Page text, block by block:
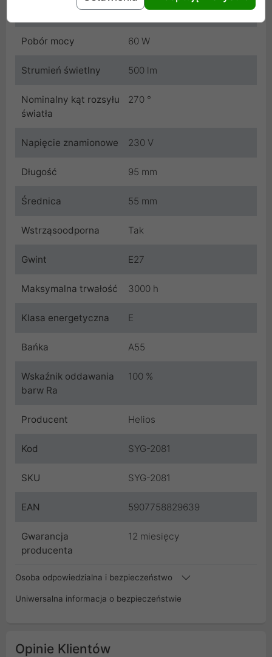
Nie
Pobór mocy 60 W
Strumień świetlny 500 lm
Nominalny kąt rozsyłu
światła
270 °
Napięcie znamionowe 230 V
Długość 95 mm
Średnica 55 mm
Wstrząsoodporna Tak
Gwint E27
Maksymalna trwałość 3000 h
Klasa energetyczna E
Bańka A55
Wskaźnik oddawania
barw Ra
100 %
Producent Helios
Kod SYG-2081
SKU SYG-2081
EAN 5907758829639
Gwarancja
producenta
12 miesięcy
Osoba odpowiedzialna i bezpieczeństwo
Uniwersalna informacja o bezpieczeństwie
Opinie Klientów